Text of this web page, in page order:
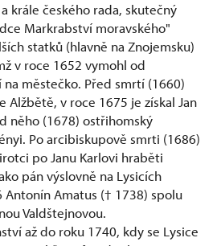
krále českého rada, skutečný
Markrabství moravského"
statků (hlavně na Znojemsku)
v roce 1652 vymohl od
na městečko. Před smrtí (1660)
Alžbětě, v roce 1675 je získal Jan
něho (1678) ostřihomský
Po arcibiskupově smrti (1686)
po Janu Karlovi hraběti
pán výslovně na Lysicích
Amatus († 1738) spolu
Valdštejnovou.
až do roku 1740, kdy se Lysice